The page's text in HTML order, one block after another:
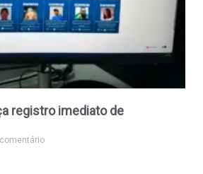
registro imediato de